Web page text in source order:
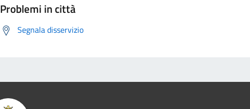
Problemi in città
Segnala disservizio